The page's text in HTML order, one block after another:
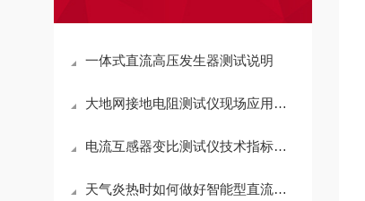
一体式直流高压发生器测试说明
大地网接地电阻测试仪现场应用与技术解读
电流互感器变比测试仪技术指标及特点
天气炎热时如何做好智能型直流高压发生器维护